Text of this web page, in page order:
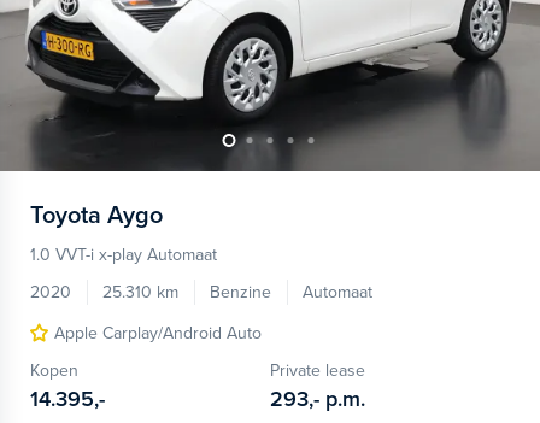
Toyota Aygo
1.0 VVT-i x-play Automaat
2020
25.310 km Benzine
Automaat
Apple Carplay/Android Auto
Kopen
14.395,-
Private lease
293,- p.m.